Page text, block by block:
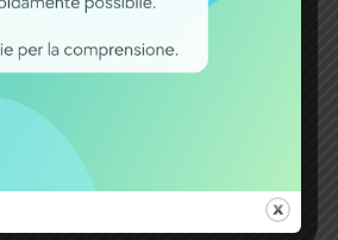
Spese spedizione
gratuite oltre 60€
Garanzia
fino a 2 anni